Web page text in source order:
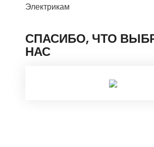
Электрикам
СПАСИБО, ЧТО
НАС